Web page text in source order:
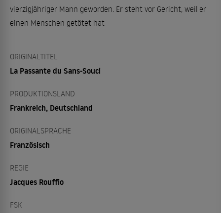
vierzigjähriger Mann geworden. Er steht vor Gericht, weil er
einen Menschen getötet hat
ORIGINALTITEL
La Passante du Sans-Souci
PRODUKTIONSLAND
Frankreich, Deutschland
ORIGINALSPRACHE
Französisch
REGIE
Jacques Rouffio
FSK